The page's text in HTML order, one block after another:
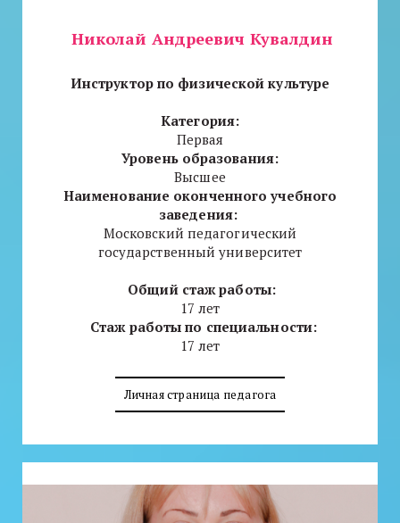
Николай Андреевич Кувалдин
Инструктор по физической культуре
Категория:
Первая
Уровень образования:
Высшее
Наименование оконченного учебного
заведения:
Московский педагогический
государственный университет
Общий стаж работы:
17 лет
Стаж работы по специальности:
17 лет
Личная страница педагога